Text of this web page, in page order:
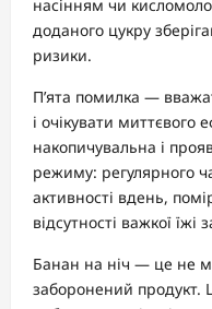
насінням чи
доданого цукру
ризики.
П’ята помилка —
і очікувати миттєвого
накопичувальна і
режиму: регулярного
активності вдень,
відсутності важкої
Банан на ніч — це не
заборонений продукт.